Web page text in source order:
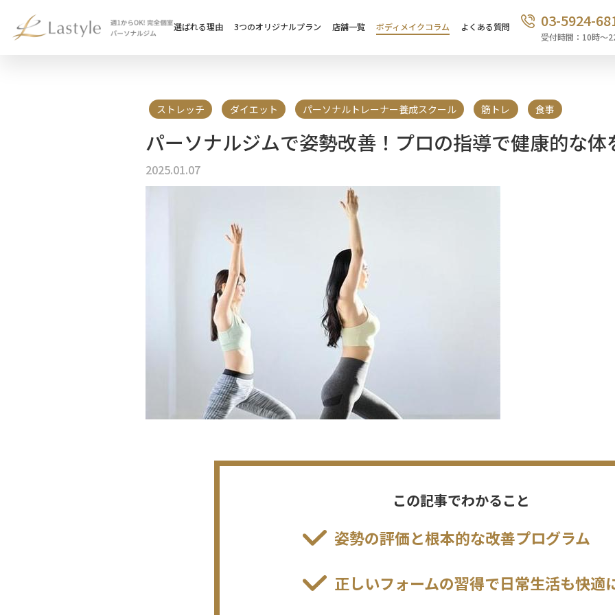
選ばれる理由 3つのオリジナルプラン 店舗一覧 ボディメイクコラム よくある質問 03-5924-
受付時間：10時〜
ストレッチ ダイエット パーソナルトレーナー養成スクール 筋トレ 食事
パーソナルジムで姿勢改善！プロの指導で健康的な
2025.01.07
この記事でわかること
姿勢の評価と根本的な改善プログラム
正しいフォームの習得で日常生活も快適